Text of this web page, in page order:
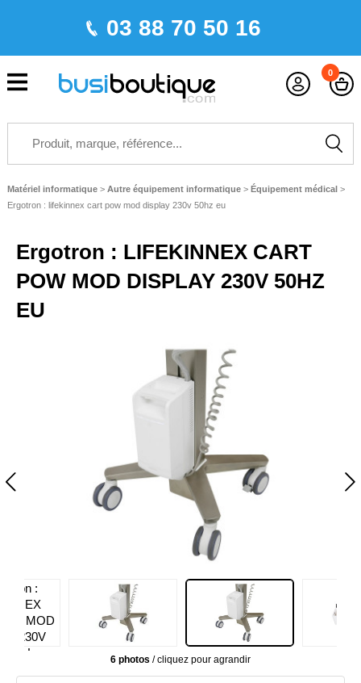
03 88 70 50 16
0
Matériel informatique > Autre équipement informatique > Équipement médical>
Ergotron : lifekinnex cart pow mod display 230v 50hz eu
Ergotron : LIFEKINNEX CART
POW MOD DISPLAY 230V 50HZ
EU
6 photos / cliquez pour agrandir